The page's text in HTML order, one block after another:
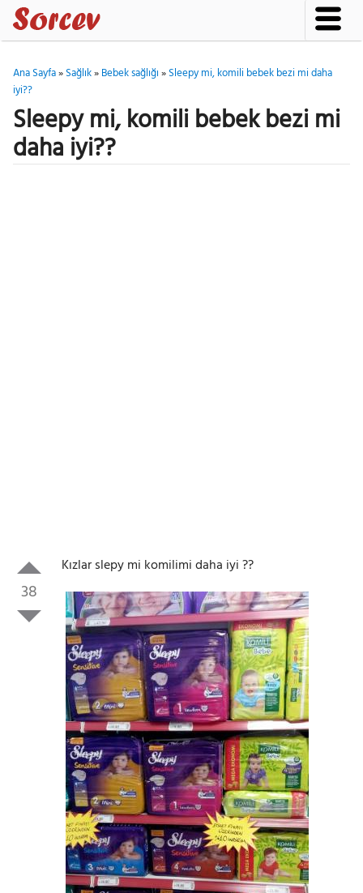
Ana Sayfa»Sağlık»Bebek sağlığı»Sleepy mi, komili bebek bezi mi daha
iyi??
Sleepy mi, komili bebek bezi mi
daha iyi??
38
Kızlar slepy mi komilimi daha iyi ??